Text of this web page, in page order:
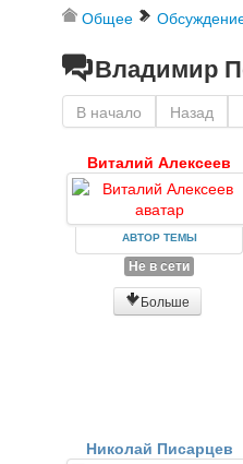
Общее
Владимир
В начало Назад
Виталий Алексеев
АВТОР ТЕМЫ
Не в сети
Больше
Николай Писарцев